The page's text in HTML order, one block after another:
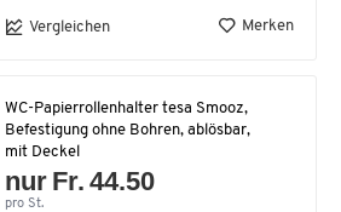
Vergleichen Merken
WC-Papierrollenhalter tesa Smooz,
Befestigung ohne Bohren, ablösbar,
mit Deckel
nur Fr. 44.50
pro St.